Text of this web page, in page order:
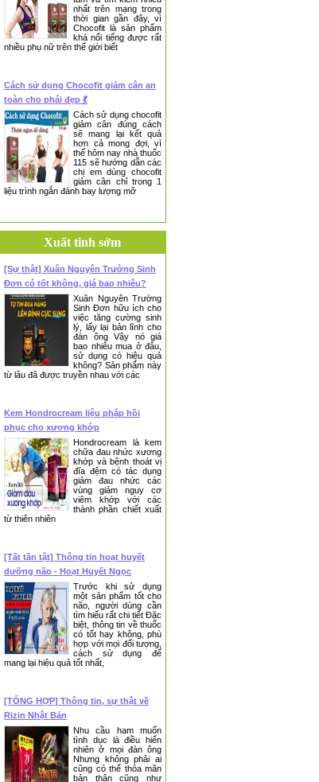
nhất trên mạng trong
thời gian gần đây, vì
Chocofit là sản phẩm
khá nổi tiếng được rất
nhiều phụ nữ trên thế giới biết
Cách sử dụng Chocofit giảm cân an
toàn cho phái đẹp 💃
Cách sử dụng chocofit
giảm cân đúng cách
sẽ mang lại kết quả
hơn cả mong đợi, vì
thế hôm nay nhà thuốc
115 sẽ hướng dẫn các
chị em dùng chocofit
giảm cân chỉ trong 1
liệu trình ngắn đánh bay lượng mỡ
Xuất tinh sớm
[Sự thật] Xuân Nguyên Trường Sinh
Đơn có tốt không, giá bao nhiêu?
Xuân Nguyên Trường
Sinh Đơn hữu ích cho
việc tăng cường sinh
lý, lấy lại bản lĩnh cho
đàn ông Vậy nó giá
bao nhiêu mua ở đâu,
sử dụng có hiệu quả
không? Sản phẩm này
từ lâu đã được truyền nhau với các
Kem Hondrocream liệu pháp hồi
phục cho xương khớp
Hondrocream là kem
chữa đau nhức xương
khớp và bệnh thoát vị
đĩa đệm có tác dụng
giảm đau nhức các
vùng giảm nguy cơ
viêm khớp với các
thành phần chiết xuất
từ thiên nhiên
[Tất tần tật] Thông tin hoạt huyết
dưỡng não - Hoạt Huyết Ngọc
Thanh
Trước khi sử dụng
một sản phẩm tốt cho
não, người dùng cần
tìm hiểu rất chi tiết Đặc
biệt, thông tin về thuốc
có tốt hay không, phù
hợp với mọi đối tượng,
cách sử dụng để
mang lại hiệu quả tốt nhất,
[TỔNG HỢP] Thông tin, sự thật về
Rizin Nhật Bản
Nhu cầu ham muốn
tình dục là điều hiển
nhiên ở mọi đàn ông
Nhưng không phải ai
cũng có thể thỏa mãn
bản thân cũng như